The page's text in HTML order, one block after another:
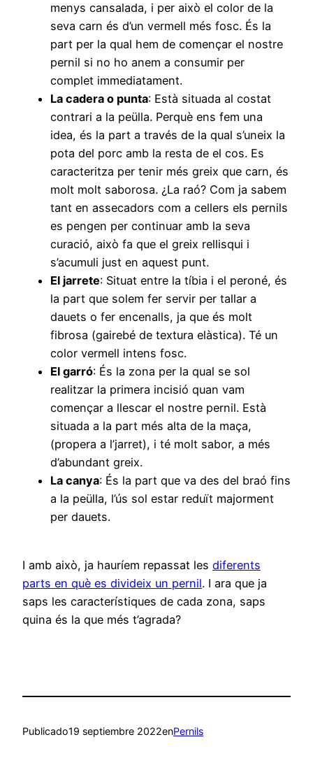
menys cansalada, i per això el color de la
seva carn és d’un vermell més fosc. És la
part per la qual hem de començar el nostre
pernil si no ho anem a consumir per
complet immediatament.
La cadera o punta: Està situada al costat
contrari a la peülla. Perquè ens fem una
idea, és la part a través de la qual s’uneix la
pota del porc amb la resta de el cos. Es
caracteritza per tenir més greix que carn, és
molt molt saborosa. ¿La raó? Com ja sabem
tant en assecadors com a cellers els pernils
es pengen per continuar amb la seva
curació, això fa que el greix rellisqui i
s’acumuli just en aquest punt.
El jarrete: Situat entre la tíbia i el peroné, és
la part que solem fer servir per tallar a
dauets o fer encenalls, ja que és molt
fibrosa (gairebé de textura elàstica). Té un
color vermell intens fosc.
El garró: És la zona per la qual se sol
realitzar la primera incisió quan vam
començar a llescar el nostre pernil. Està
situada a la part més alta de la maça,
(propera a l’jarret), i té molt sabor, a més
d’abundant greix.
La canya: És la part que va des del braó fins
a la peülla, l’ús sol estar reduït majorment
per dauets.
I amb això, ja hauríem repassat les diferents
parts en què es divideix un pernil. I ara que ja
saps les característiques de cada zona, saps
quina és la que més t’agrada?
Publicado19 septiembre 2022enPernils